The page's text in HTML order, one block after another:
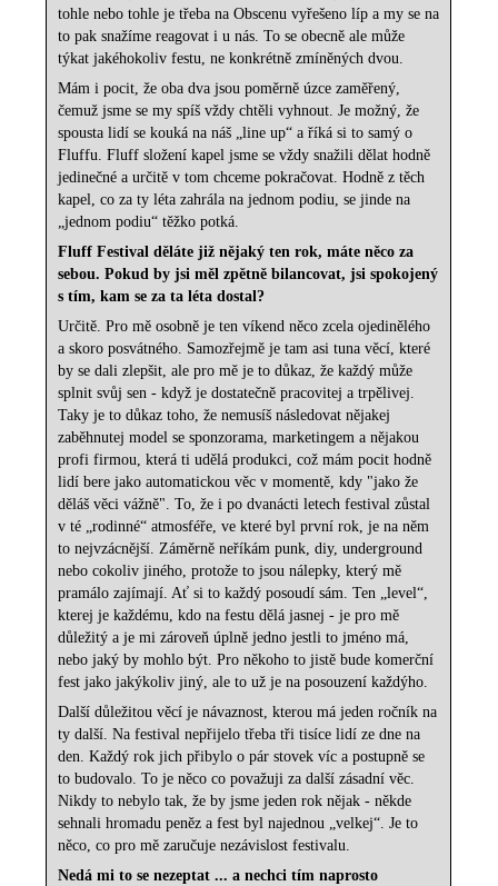
tohle nebo tohle je třeba na Obscenu vyřešeno líp a my se na
to pak snažíme reagovat i u nás. To se obecně ale může
týkat jakéhokoliv festu, ne konkrétně zmíněných dvou.
Mám i pocit, že oba dva jsou poměrně úzce zaměřený,
čemuž jsme se my spíš vždy chtěli vyhnout. Je možný, že
spousta lidí se kouká na náš „line up“ a říká si to samý o
Fluffu. Fluff složení kapel jsme se vždy snažili dělat hodně
jedinečné a určitě v tom chceme pokračovat. Hodně z těch
kapel, co za ty léta zahrála na jednom podiu, se jinde na
„jednom podiu“ těžko potká.
Fluff Festival děláte již nějaký ten rok, máte něco za
sebou. Pokud by jsi měl zpětně bilancovat, jsi spokojený
s tím, kam se za ta léta dostal?
Určitě. Pro mě osobně je ten víkend něco zcela ojedinělého
a skoro posvátného. Samozřejmě je tam asi tuna věcí, které
by se dali zlepšit, ale pro mě je to důkaz, že každý může
splnit svůj sen - když je dostatečně pracovitej a trpělivej.
Taky je to důkaz toho, že nemusíš následovat nějakej
zaběhnutej model se sponzorama, marketingem a nějakou
profi firmou, která ti udělá produkci, což mám pocit hodně
lidí bere jako automatickou věc v momentě, kdy "jako že
děláš věci vážně". To, že i po dvanácti letech festival zůstal
v té „rodinné“ atmosféře, ve které byl první rok, je na něm
to nejvzácnější. Záměrně neříkám punk, diy, underground
nebo cokoliv jiného, protože to jsou nálepky, který mě
pramálo zajímají. Ať si to každý posoudí sám. Ten „level“,
kterej je každému, kdo na festu dělá jasnej - je pro mě
důležitý a je mi zároveň úplně jedno jestli to jméno má,
nebo jaký by mohlo být. Pro někoho to jistě bude komerční
fest jako jakýkoliv jiný, ale to už je na posouzení každýho.
Další důležitou věcí je návaznost, kterou má jeden ročník na
ty další. Na festival nepřijelo třeba tři tisíce lidí ze dne na
den. Každý rok jich přibylo o pár stovek víc a postupně se
to budovalo. To je něco co považuji za další zásadní věc.
Nikdy to nebylo tak, že by jsme jeden rok nějak - někde
sehnali hromadu peněz a fest byl najednou „velkej“. Je to
něco, co pro mě zaručuje nezávislost festivalu.
Nedá mi to se nezeptat ... a nechci tím naprosto